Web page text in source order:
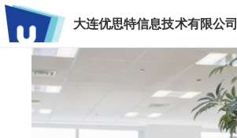
大连优思特信息技术有限公司